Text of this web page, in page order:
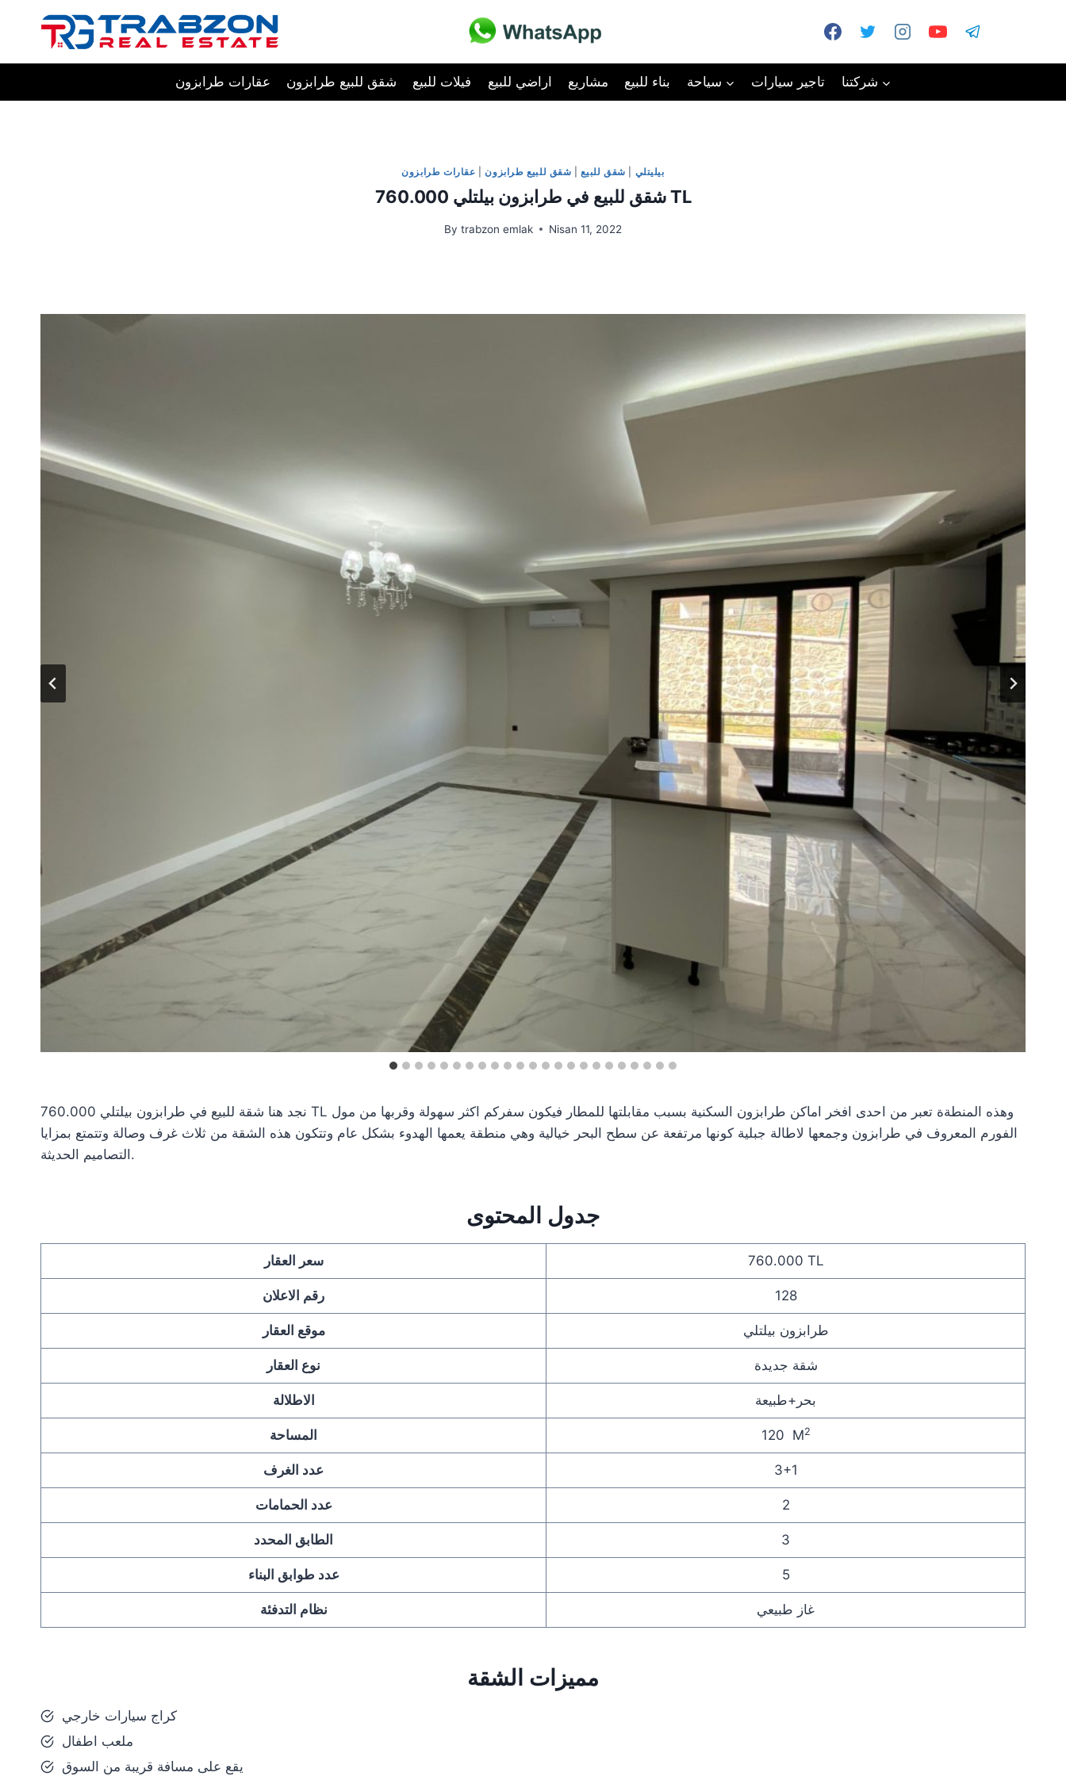
عقارات طرابزون
شقق للبيع طرابزون فيلات للبيع اراضي للبيع مشاريع بناء للبيع سياحة تاجير سيارات شركتنا
بيليتلي شقق للبيع| شقق للبيع طرابزون| عقارات طرابزون
شقق للبيع في طرابزون بيلتلي 760.000 TL
By trabzon emlak Nisan 11, 2022
نجد هنا شقة للبيع في طرابزون بيلتلي 760.000 TL وهذه المنطةة تعبر من احدى افخر اماكن طرابزون السكنية بسبب مقابلتها للمطار فيكون سفركم اكثر سهولة وقربها من مول
الفورم المعروف في طرابزون وجمعها لاطالة جبلية كونها مرتفعة عن سطح البحر خيالية وهي منطقة يعمها الهدوء بشكل عام وتتكون هذه الشقة من ثلاث غرف وصالة وتتمتع بمزايا
التصاميم الحديثة.
جدول المحتوى
سعر العقار 760.000 TL
رقم الاعلان 128
موقع العقار طرابزون بيلتلي
نوع العقار شقة جديدة
الاطلالة بحر+طبيعة
المساحة 120 M2
عدد الغرف 3+1
عدد الحمامات 2
الطابق المحدد 3
عدد طوابق البناء 5
نظام التدفئة غاز طبيعي
مميزات الشقة
كراج سيارات خارجي
ملعب اطفال
يقع على مسافة قريبة من السوق